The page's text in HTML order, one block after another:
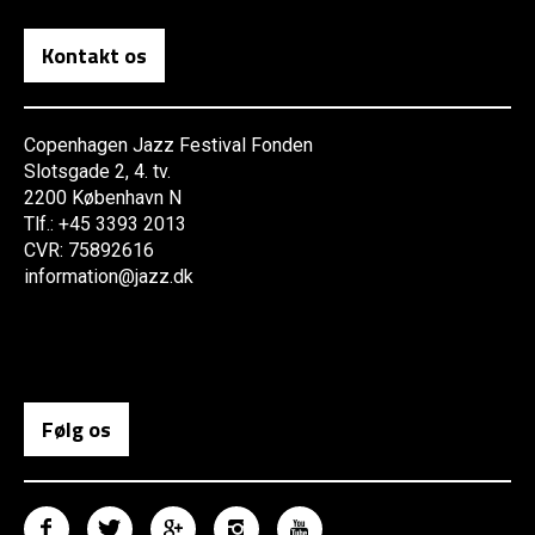
Kontakt os
Copenhagen Jazz Festival Fonden
Slotsgade 2, 4. tv.
2200 København N
Tlf.: +45 3393 2013
CVR: 75892616
information@jazz.dk
Følg os